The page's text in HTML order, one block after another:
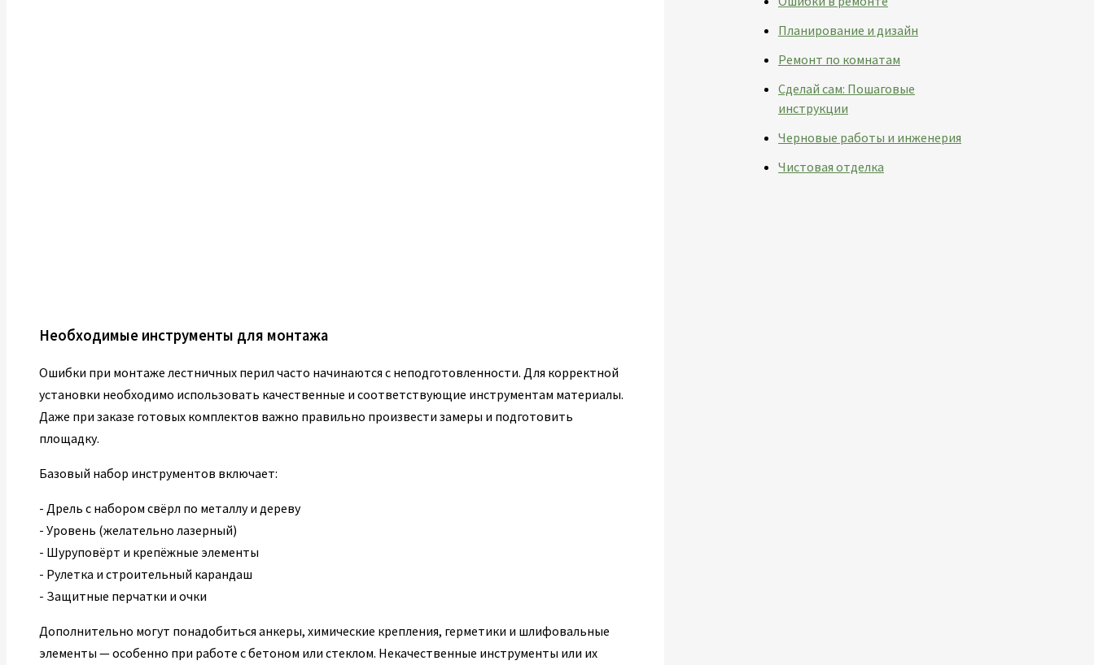
Необходимые инструменты для монтажа
Ошибки при монтаже лестничных перил часто начинаются с неподготовленности. Для корректной
установки необходимо использовать качественные и соответствующие инструментам материалы.
Даже при заказе готовых комплектов важно правильно произвести замеры и подготовить
площадку.
Базовый набор инструментов включает:
- Дрель с набором свёрл по металлу и дереву
- Уровень (желательно лазерный)
- Шуруповёрт и крепёжные элементы
- Рулетка и строительный карандаш
- Защитные перчатки и очки
Дополнительно могут понадобиться анкеры, химические крепления, герметики и шлифовальные
элементы — особенно при работе с бетоном или стеклом. Некачественные инструменты или их
Планирование и дизайн
Ремонт по комнатам
Сделай сам: Пошаговые
инструкции
Черновые работы и инженерия
Чистовая отделка